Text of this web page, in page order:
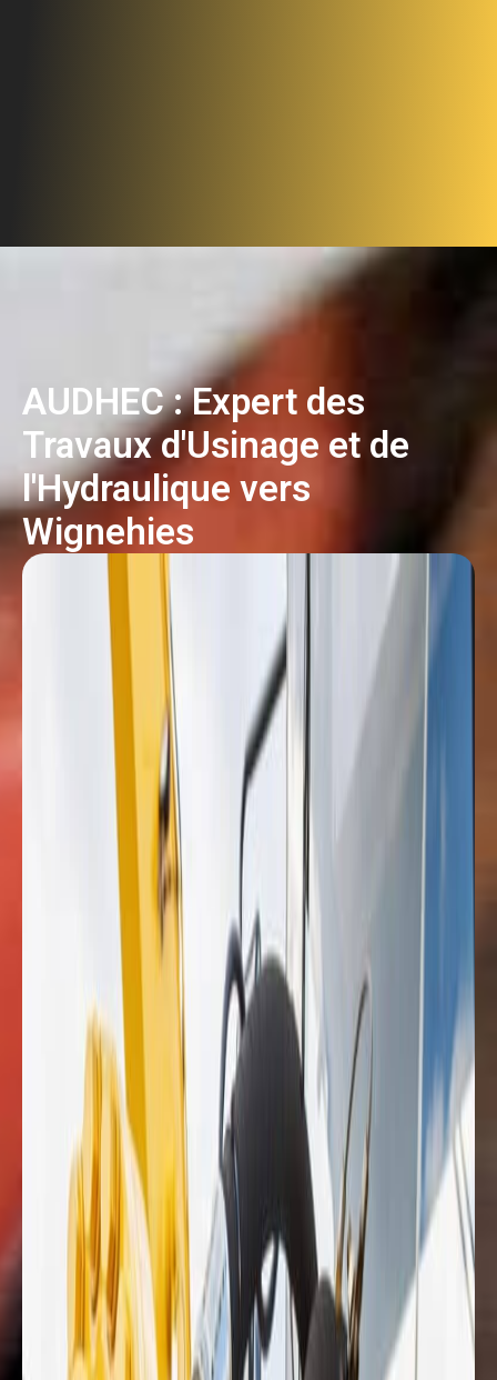
AUDHEC : Expert des
Travaux d'Usinage et de
l'Hydraulique vers
Wignehies